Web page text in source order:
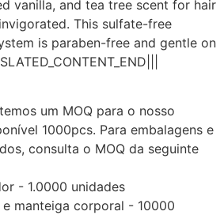
vanilla, and tea tree scent for hair
This sulfate-free
is paraben-free and gentle on
um MOQ para o nosso
1000pcs. Para embalagens e
consulta o MOQ da seguinte
- 1.0000 unidades
manteiga corporal - 10000